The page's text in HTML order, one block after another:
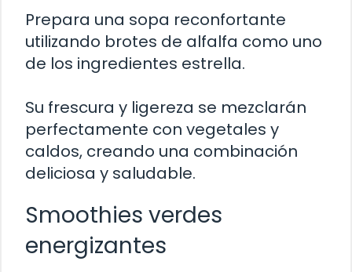
Prepara una sopa reconfortante
utilizando brotes de alfalfa como uno
de los ingredientes estrella.
Su frescura y ligereza se mezclarán
perfectamente con vegetales y
caldos, creando una combinación
deliciosa y saludable.
Smoothies verdes
energizantes